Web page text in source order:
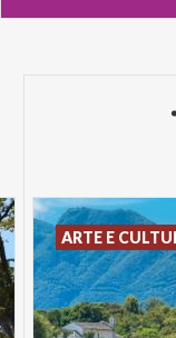
ARTE E